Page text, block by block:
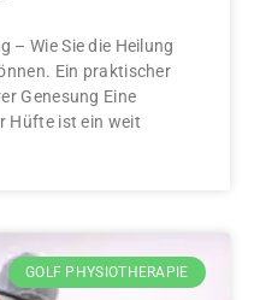
– Wie Sie die Heilung
Ein praktischer
Genesung Eine
Hüfte ist ein weit
GOLF PHYSIOTHERAPIE